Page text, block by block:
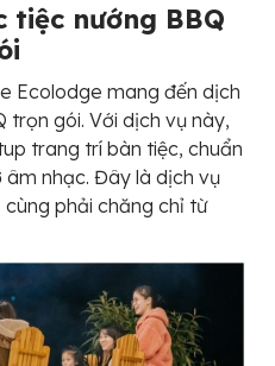
tiệc nướng BBQ
Ecolodge mang đến dịch
trọn gói. Với dịch vụ này,
trang trí bàn tiệc, chuẩn
nhạc. Đây là dịch vụ
phải chăng chỉ từ